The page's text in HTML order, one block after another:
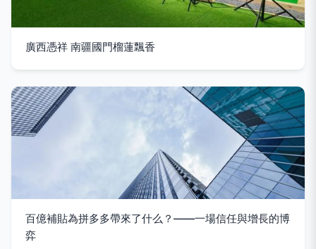
廣西憑祥 南疆國門榴蓮飄香
百億補貼為拼多多帶來了什么？——一場信任與增長的博
弈